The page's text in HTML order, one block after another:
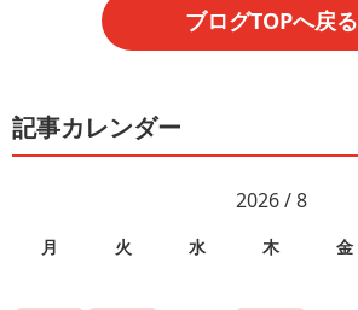
ブログTOPへ戻る
記事カレンダー
2026 / 8
月 火 水 木 金